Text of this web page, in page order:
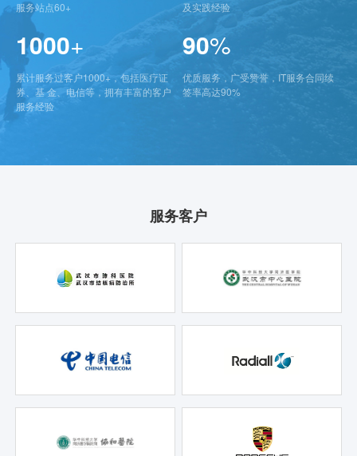
服务站点60+
及实践经验
1000+
累计服务过客户1000+，包括医疗证
券、基 金、电信等，拥有丰富的客户
服务经验
90%
优质服务，广受赞誉，IT服务合同续
签率高达90%
服务客户